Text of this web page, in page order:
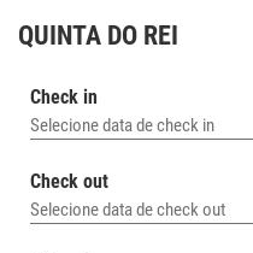
QUINTA DO REI
Check in
Selecione data de check in
Check out
Selecione data de check out